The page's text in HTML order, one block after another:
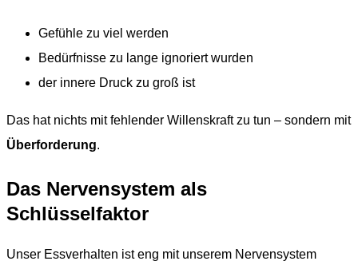
Gefühle zu viel werden
Bedürfnisse zu lange ignoriert wurden
der innere Druck zu groß ist
Das hat nichts mit fehlender Willenskraft zu tun – sondern mit
Überforderung.
Das Nervensystem als
Schlüsselfaktor
Unser Essverhalten ist eng mit unserem Nervensystem